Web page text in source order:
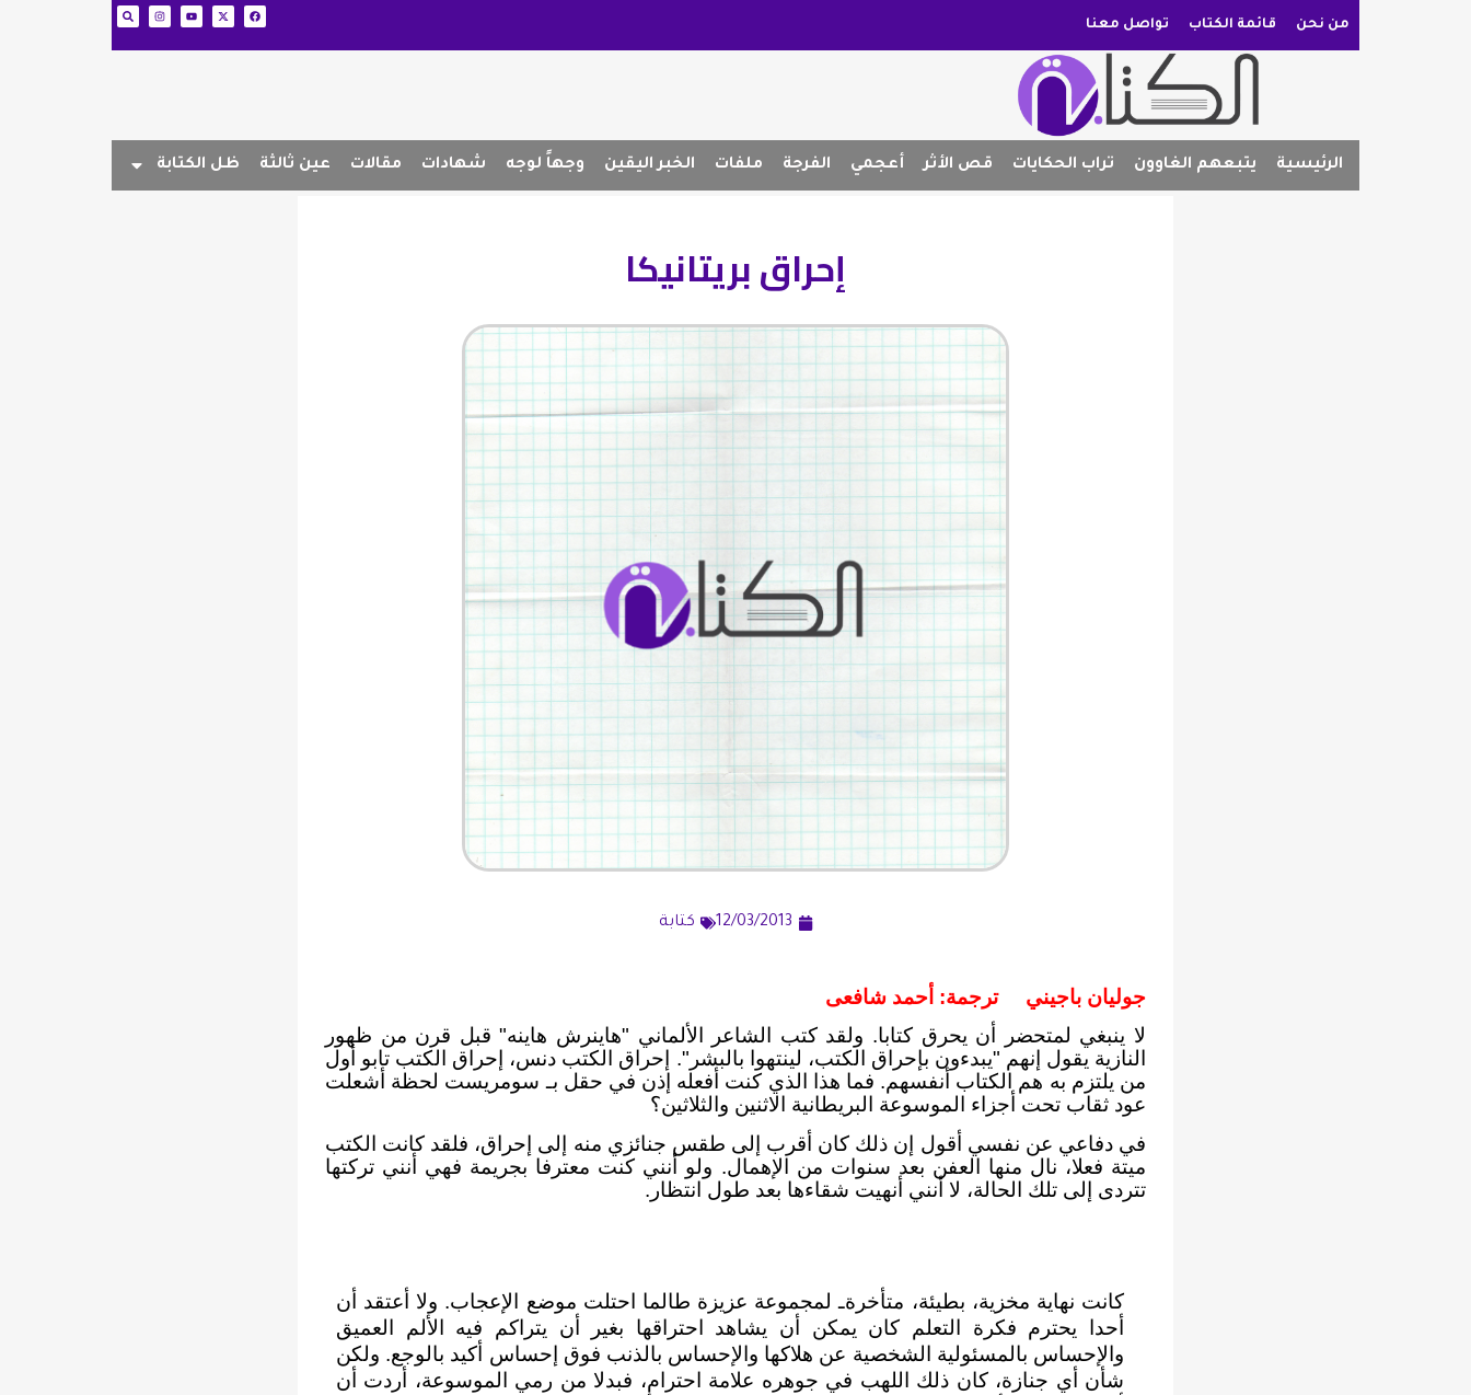
من نحن قائمة الكتاب تواصل معنا
الرئيسية يتبعهم الغاوون تراب الحكايات قص الأثر أعجمي الفرجة ملفات الخبر اليقين وجهاً لوجه شهادات مقالات عين ثالثة ظل الكتابة
إحراق بريتانيكا
12/03/2013 كتابة
جوليان باجيني ترجمة: أحمد شافعى
لا ينبغي لمتحضر أن يحرق كتابا. ولقد كتب الشاعر الألماني "هاينرش هاينه" قبل قرن من ظهور
النازية يقول إنهم "يبدءون بإحراق الكتب، لينتهوا بالبشر". إحراق الكتب دنس، إحراق الكتب تابو أول
من يلتزم به هم الكتاب أنفسهم. فما هذا الذي كنت أفعله إذن في حقل بـ سومريست لحظة أشعلت
عود ثقاب تحت أجزاء الموسوعة البريطانية الاثنين والثلاثين؟
في دفاعي عن نفسي أقول إن ذلك كان أقرب إلى طقس جنائزي منه إلى إحراق، فلقد كانت الكتب
ميتة فعلا، نال منها العفن بعد سنوات من الإهمال. ولو أنني كنت معترفا بجريمة فهي أنني تركتها
تتردى إلى تلك الحالة، لا أنني أنهيت شقاءها بعد طول انتظار.
كانت نهاية مخزية، بطيئة، متأخرةـ لمجموعة عزيزة طالما احتلت موضع الإعجاب. ولا أعتقد أن
أحدا يحترم فكرة التعلم كان يمكن أن يشاهد احتراقها بغير أن يتراكم فيه الألم العميق
والإحساس بالمسئولية الشخصية عن هلاكها والإحساس بالذنب فوق إحساس أكيد بالوجع. ولكن
شأن أي جنازة، كان ذلك اللهب في جوهره علامة احترام، فبدلا من رمي الموسوعة، أردت أن